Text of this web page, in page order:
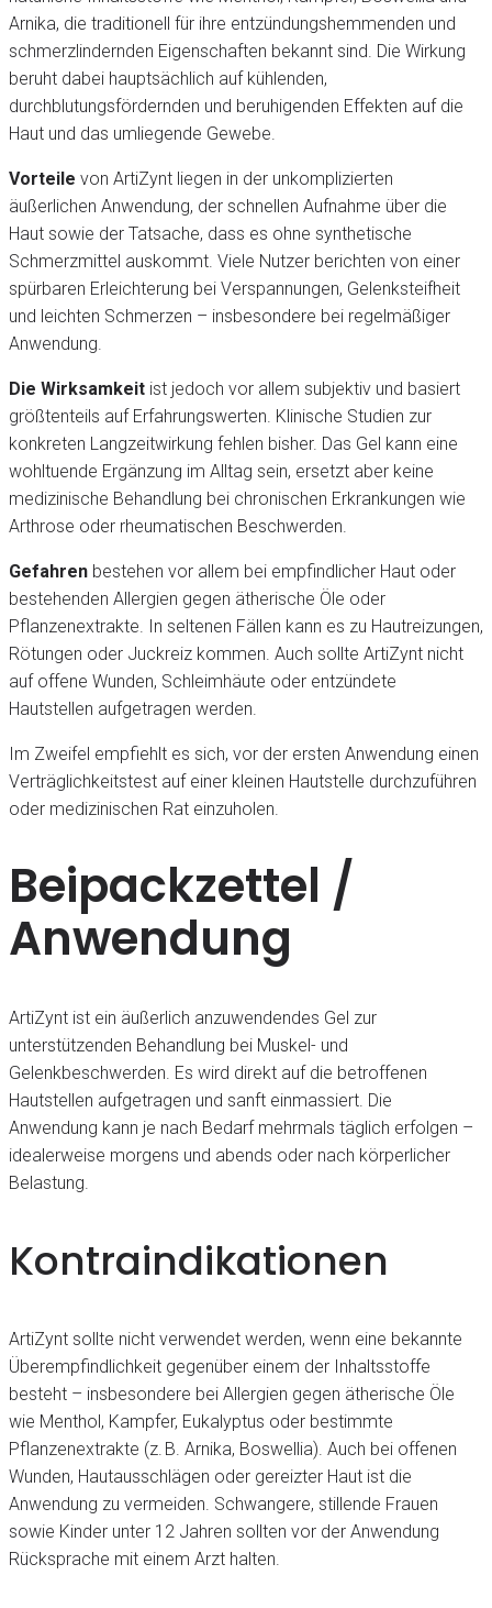
Arnika, die traditionell für ihre entzündungshemmenden und
schmerzlindernden Eigenschaften bekannt sind. Die Wirkung
beruht dabei hauptsächlich auf kühlenden,
durchblutungsfördernden und beruhigenden Effekten auf die
Haut und das umliegende Gewebe.
Vorteile von ArtiZynt liegen in der unkomplizierten
äußerlichen Anwendung, der schnellen Aufnahme über die
Haut sowie der Tatsache, dass es ohne synthetische
Schmerzmittel auskommt. Viele Nutzer berichten von einer
spürbaren Erleichterung bei Verspannungen, Gelenksteifheit
und leichten Schmerzen – insbesondere bei regelmäßiger
Anwendung.
Die Wirksamkeit ist jedoch vor allem subjektiv und basiert
größtenteils auf Erfahrungswerten. Klinische Studien zur
konkreten Langzeitwirkung fehlen bisher. Das Gel kann eine
wohltuende Ergänzung im Alltag sein, ersetzt aber keine
medizinische Behandlung bei chronischen Erkrankungen wie
Arthrose oder rheumatischen Beschwerden.
Gefahren bestehen vor allem bei empfindlicher Haut oder
bestehenden Allergien gegen ätherische Öle oder
Pflanzenextrakte. In seltenen Fällen kann es zu Hautreizungen,
Rötungen oder Juckreiz kommen. Auch sollte ArtiZynt nicht
auf offene Wunden, Schleimhäute oder entzündete
Hautstellen aufgetragen werden.
Im Zweifel empfiehlt es sich, vor der ersten Anwendung einen
Verträglichkeitstest auf einer kleinen Hautstelle durchzuführen
oder medizinischen Rat einzuholen.
Beipackzettel /
Anwendung
ArtiZynt ist ein äußerlich anzuwendendes Gel zur
unterstützenden Behandlung bei Muskel- und
Gelenkbeschwerden. Es wird direkt auf die betroffenen
Hautstellen aufgetragen und sanft einmassiert. Die
Anwendung kann je nach Bedarf mehrmals täglich erfolgen –
idealerweise morgens und abends oder nach körperlicher
Belastung.
Kontraindikationen
ArtiZynt sollte nicht verwendet werden, wenn eine bekannte
Überempfindlichkeit gegenüber einem der Inhaltsstoffe
besteht – insbesondere bei Allergien gegen ätherische Öle
wie Menthol, Kampfer, Eukalyptus oder bestimmte
Pflanzenextrakte (z. B. Arnika, Boswellia). Auch bei offenen
Wunden, Hautausschlägen oder gereizter Haut ist die
Anwendung zu vermeiden. Schwangere, stillende Frauen
sowie Kinder unter 12 Jahren sollten vor der Anwendung
Rücksprache mit einem Arzt halten.